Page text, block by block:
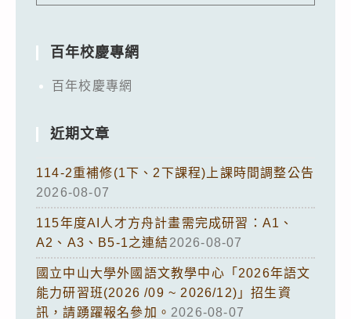
百年校慶專網
百年校慶專網
近期文章
114-2重補修(1下、2下課程)上課時間調整公告
2026-08-07
115年度AI人才方舟計畫需完成研習：A1、
A2、A3、B5-1之連結2026-08-07
國立中山大學外國語文教學中心「2026年語文
能力研習班(2026 /09 ~ 2026/12)」招生資
訊，請踴躍報名參加。 2026-08-07